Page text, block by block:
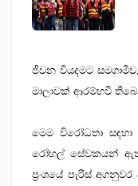
ජීවන වියදමට
මාලාවක් ආරම්භවී
මෙම විරෝධතා
රෝහල් සේවකයන්
ප්‍රංශයේ පැරිස්